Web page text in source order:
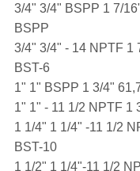
3/4" 3/4" BSPP 1 7/
BSPP
3/4" 3/4" - 14 NPTF 1
BST-6
1" 1" BSPP 1 3/4"
1" 1" - 11 1/2 NPTF 1
1 1/4" 1 1/4" -11 1/2
BST-10
1 1/2" 1 1/4"-11 1/2